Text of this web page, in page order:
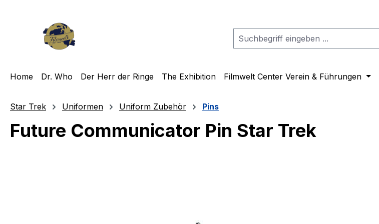
Home Dr. Who Der Herr der Ringe The Exhibition Filmwelt Center Verein & Führungen
Star Trek Uniformen Uniform Zubehör Pins
Future Communicator Pin Star Trek